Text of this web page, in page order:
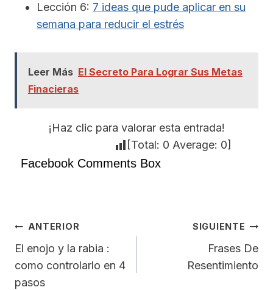
Lección 6: 7 ideas que pude aplicar en su
semana para reducir el estrés
Leer Más El Secreto Para Lograr Sus Metas
Finacieras
¡Haz clic para valorar esta entrada!
[Total: 0 Average: 0]
Facebook Comments Box
Navegación
De
Entradas
ANTERIOR
El enojo y la rabia :
como controlarlo en 4
pasos
SIGUIENTE
Frases De
Resentimiento